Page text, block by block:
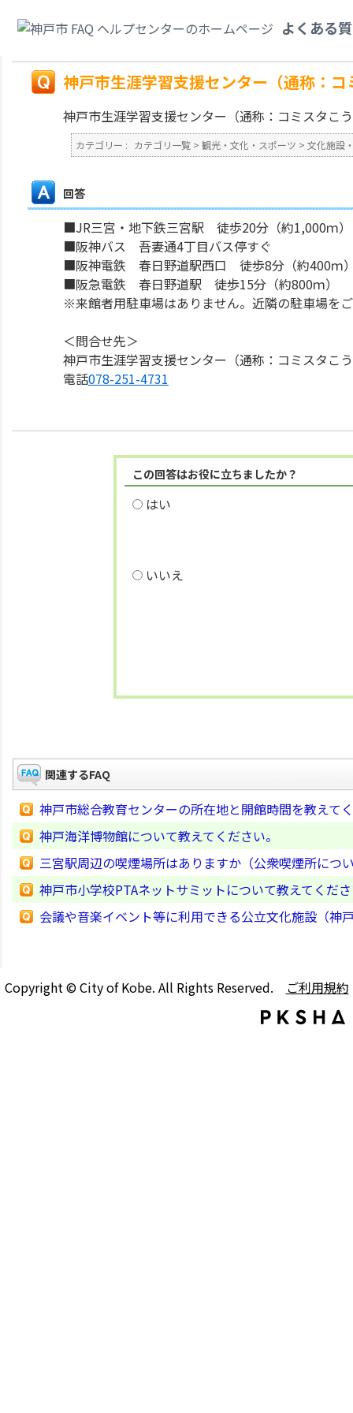
よくある
てください。
神戸市生涯学習支援センター（通称：
神戸市生涯学習支援センター（通称：コミスタこ
カテゴリー : カテゴリ一覧 > 観光・文化・スポーツ > 文化施設
回答
■JR三宮・地下鉄三宮駅 徒歩20分（約1,000ｍ）
■阪神バス 吾妻通4丁目バス停すぐ
■阪神電鉄 春日野道駅西口 徒歩8分（約400ｍ
■阪急電鉄 春日野道駅 徒歩15分（約800ｍ）
※来館者用駐車場はありません。近隣の駐車場を
＜問合せ先＞
神戸市生涯学習支援センター（通称：コミスタ
電話078-251-4731
この回答はお役に立ちましたか？
はい
いいえ
関連するFAQ
神戸市総合教育センターの所在地と開館時間を教えて
神戸海洋博物館について教えてください。
三宮駅周辺の喫煙場所はありますか（公衆喫煙所につ
神戸市小学校PTAネットサミットについて教えてくだ
会議や音楽イベント等に利用できる公立文化施設（神
Copyright © City of Kobe. All Rights Reserved. ご利用規約